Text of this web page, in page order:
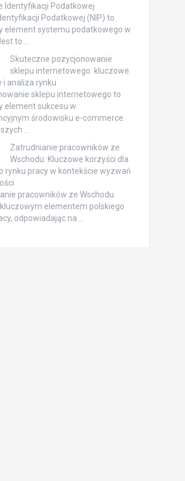
Identyfikacji Podatkowej
Podatkowej (NIP) to
element systemu podatkowego w
to …
Skuteczne pozycjonowanie
sklepu internetowego: kluczowe
i analiza rynku
sklepu internetowego to
element sukcesu w
środowisku e-commerce.
…
Zatrudnianie pracowników ze
Wschodu: Kluczowe korzyści dla
rynku pracy w kontekście wyzwań
pracowników ze Wschodu
elementem polskiego
odpowiadając na …